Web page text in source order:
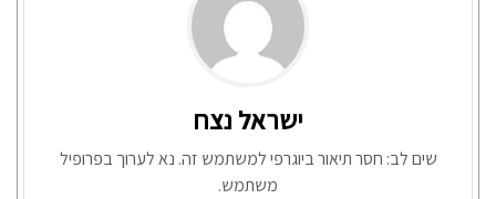
ישראל נצח
שים לב: חסר תיאור ביוגרפי למשתמש זה. נא לערוך בפרופיל
משתמש.